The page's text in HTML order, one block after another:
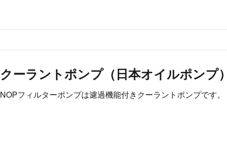
クーラントポンプ（日本オイルポンプ）
NOPフィルターポンプは濾過機能付きクーラントポンプです。